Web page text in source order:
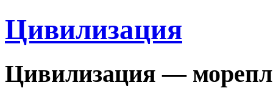
Цивилизация
Цивилизация —